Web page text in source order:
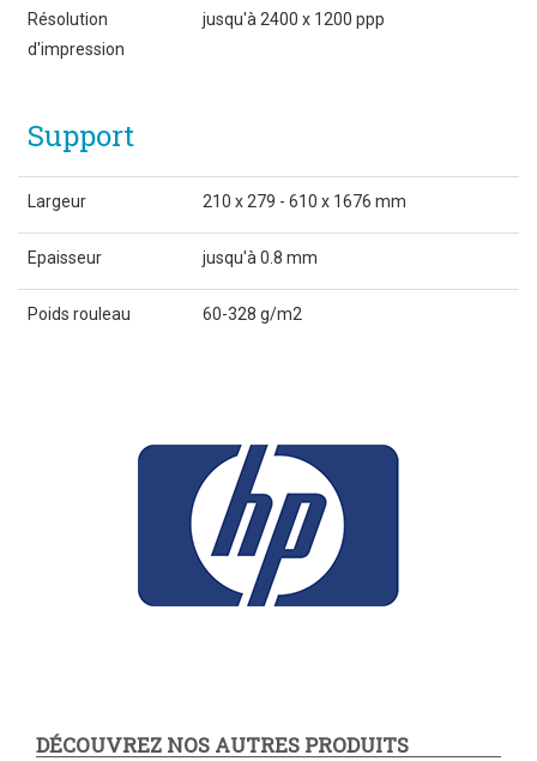
Résolution
d'impression
jusqu'à 2400 x 1200 ppp
Support
Largeur 210 x 279 - 610 x 1676 mm
Epaisseur jusqu'à 0.8 mm
Poids rouleau 60-328 g/m2
DÉCOUVREZ NOS AUTRES PRODUITS